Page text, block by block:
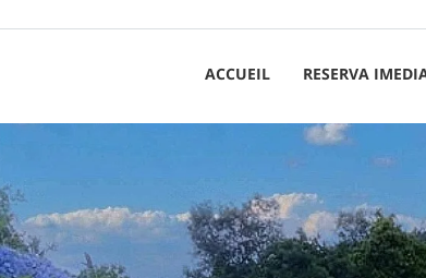
ACCUEIL RESERVA